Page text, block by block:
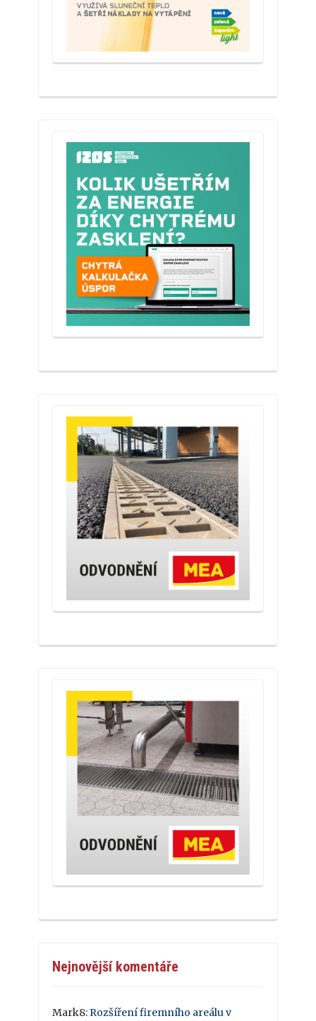
Nejnovější komentáře
Mark8: Rozšíření firemního areálu v